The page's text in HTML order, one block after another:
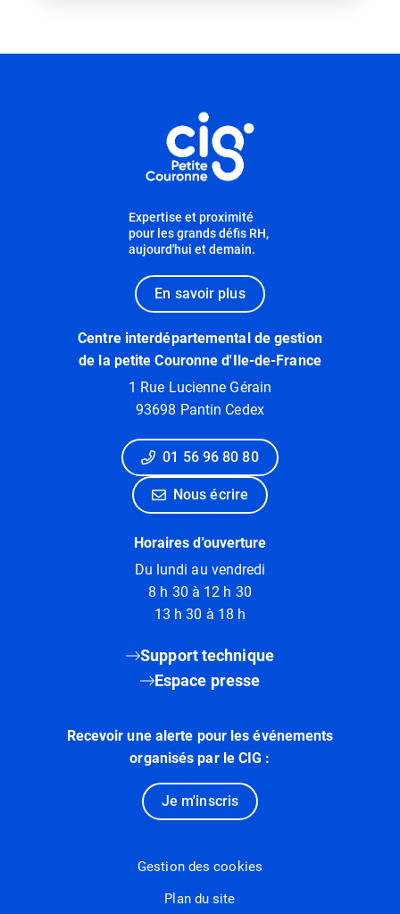
Expertise et proximité
pour les grands défis RH,
aujourd'hui et demain.
En savoir plus
Centre interdépartemental de gestion
de la petite Couronne d'Ile-de-France
1 Rue Lucienne Gérain
93698 Pantin Cedex
01 56 96 80 80
Nous écrire
Horaires d'ouverture
Du lundi au vendredi
8 h 30 à 12 h 30
13 h 30 à 18 h
Support technique
Espace presse
Recevoir une alerte pour les événements
organisés par le CIG :
Je m'inscris
Gestion des cookies
Plan du site